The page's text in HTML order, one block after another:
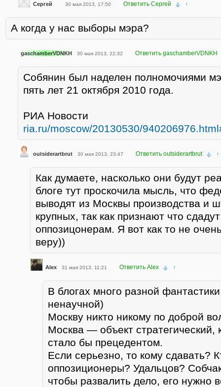
Сергей 30 мая 2013, 17:50 Ответить Сергей ↑
А когда у нас выборы мэра?
gaschamberVDNKH 30 мая 2013, 22:32 Ответить gaschamberVDNKH
Собянин был наделен полномочиями
пять лет 21 октября 2010 года.
РИА Новости
ria.ru/moscow/20130530/
outsiderartbrut 30 мая 2013, 23:47 Ответить outsiderartbrut ↑
Как думаете, насколько они будут
блоге тут проскочила мысль, что
выводят из Москвы производства и
крупных, так как признают что
оппозицонерам. Я вот как то не
веру))
Alex 31 мая 2013, 11:21 Ответить Alex ↑
В блогах много разной
ненаучной)
Москву никто никому по доброй
Москва — объект стратегический,
стало бы прецедентом.
Если серьезно, то кому сдавать?
оппозиционеры? Удальцов?
чтобы развалить дело, его нужно